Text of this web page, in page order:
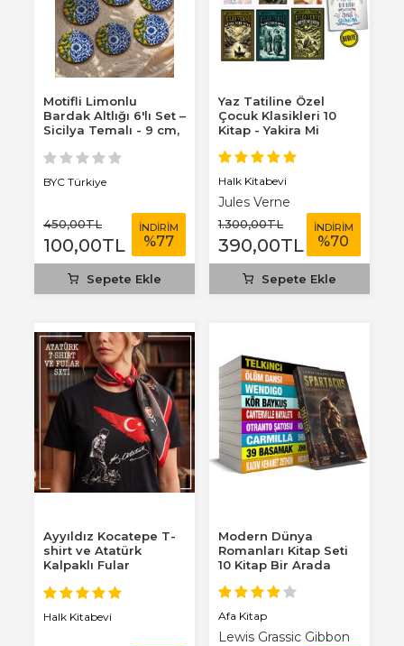
Motifli Limonlu
Bardak Altlığı 6'lı Set –
Sicilya Temalı - 9 cm,
BYC Türkiye
450,00TL
100,00TL
İNDİRİM
%77
Sepete Ekle
Yaz Tatiline Özel
Çocuk Klasikleri 10
Kitap - Yakira Mi
Halk Kitabevi
Jules Verne
1.300,00TL
390,00TL
İNDİRİM
%70
Sepete Ekle
Ayyıldız Kocatepe T-
shirt ve Atatürk
Kalpaklı Fular
Halk Kitabevi
Modern Dünya
Romanları Kitap Seti
10 Kitap Bir Arada
Afa Kitap
Lewis Grassic Gibbon